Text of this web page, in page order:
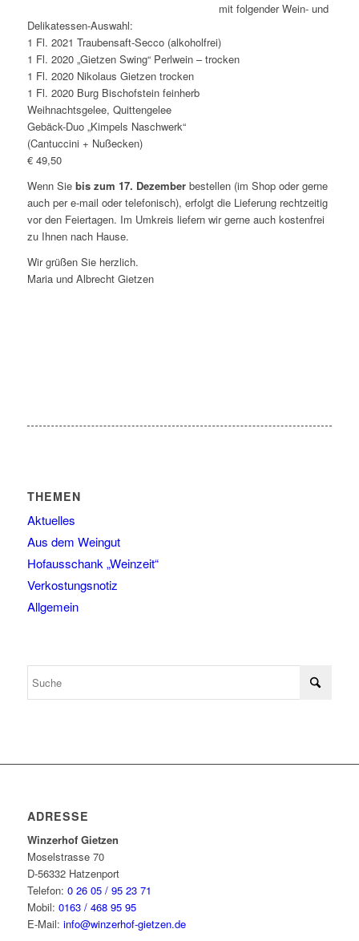
mit folgender Wein- und
Delikatessen-Auswahl:
1 Fl. 2021 Traubensaft-Secco (alkoholfrei)
1 Fl. 2020 „Gietzen Swing“ Perlwein – trocken
1 Fl. 2020 Nikolaus Gietzen trocken
1 Fl. 2020 Burg Bischofstein feinherb
Weihnachtsgelee, Quittengelee
Gebäck-Duo „Kimpels Naschwerk“
(Cantuccini + Nußecken)
€ 49,50
Wenn Sie bis zum 17. Dezemberbestellen (im Shop oder gerne
auch per e-mail oder telefonisch), erfolgt die Lieferung rechtzeitig
vor den Feiertagen. Im Umkreis liefern wir gerne auch kostenfrei
zu Ihnen nach Hause.
Wir grüßen Sie herzlich.
Maria und Albrecht Gietzen
THEMEN
Aktuelles
Aus dem Weingut
Hofausschank „Weinzeit“
Verkostungsnotiz
Allgemein
ADRESSE
Winzerhof Gietzen
Moselstrasse 70
D-56332 Hatzenport
Telefon: 0 26 05 / 95 23 71
Mobil: 0163 / 468 95 95
E-Mail: info@winzerhof-gietzen.de